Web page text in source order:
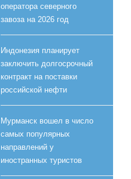
оператора северного
завоза на 2026 год
Индонезия планирует
заключить долгосрочный
контракт на поставки
российской нефти
Мурманск вошел в число
самых популярных
направлений у
иностранных туристов